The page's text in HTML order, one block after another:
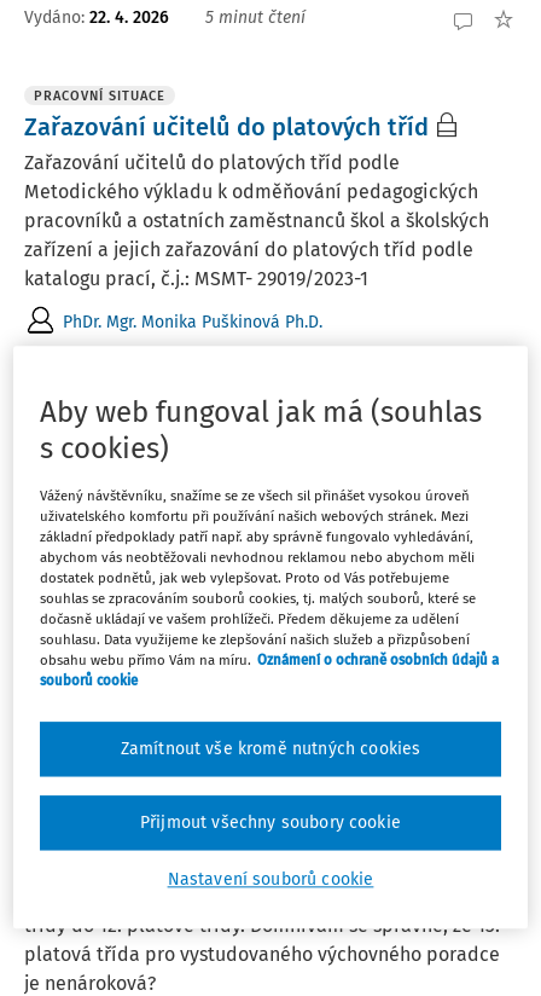
Vydáno: 22. 4. 2026 5 minut čtení
PRACOVNÍ SITUACE
Zařazování učitelů do platových tříd
Zařazování učitelů do platových tříd podle
Metodického výkladu k odměňování pedagogických
pracovníků a ostatních zaměstnanců škol a školských
zařízení a jejich zařazování do platových tříd podle
katalogu prací, č.j.: MSMT- 29019/2023-1
PhDr. Mgr. Monika Puškinová Ph.D.
PORADNA
platová třída
Je nebo není rozdíl v pracovní náplni ekonomky školy a
hospodářky školy, a pokud ano, tak v jakém konkrétním
obsah? Je reálné platové zařazení ekonomky základní
školy s VŠ ekonomickým vzděláním v 10. platové třídě?
JUDr. PhDr. Jiří Valenta
Vydáno:26. 3. 2026 2 minuty čtení
PORADNA
Zařazení výchovného poradce do 12. třídy
V rámci úspor chci přeřadit výchovného poradce (má
vystudovaného výchovného poradce podle zákona) z 13.
třídy do 12. platové třídy. Domnívám se správně, že 13.
platová třída pro vystudovaného výchovného poradce
je nenároková?
Aby web fungoval jak má (souhlas
s cookies)
Vážený návštěvníku, snažíme se ze všech sil přinášet vysokou úroveň
uživatelského komfortu při používání našich webových stránek. Mezi
základní předpoklady patří např. aby správně fungovalo vyhledávání,
abychom vás neobtěžovali nevhodnou reklamou nebo abychom měli
dostatek podnětů, jak web vylepšovat. Proto od Vás potřebujeme
souhlas se zpracováním souborů cookies, tj. malých souborů, které se
dočasně ukládají ve vašem prohlížeči. Předem děkujeme za udělení
souhlasu. Data využijeme ke zlepšování našich služeb a přizpůsobení
obsahu webu přímo Vám na míru. Oznámení o ochraně osobních údajů a
souborů cookie
Nastavení souborů cookie
Zamítnout vše kromě nutných cookies
Přijmout všechny soubory cookie